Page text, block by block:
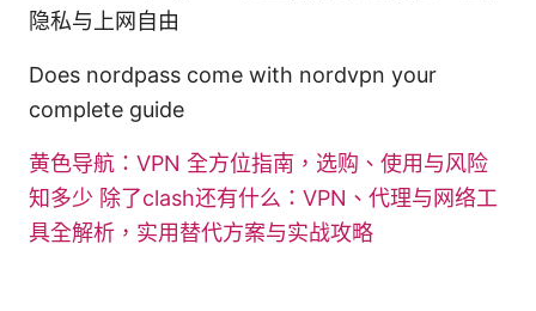
隐私与上网自由
Does nordpass come with nordvpn your
complete guide
黄色导航：VPN 全方位指南，选购、使用与风险
知多少 除了clash还有什么：VPN、代理与网络工
具全解析，实用替代方案与实战攻略